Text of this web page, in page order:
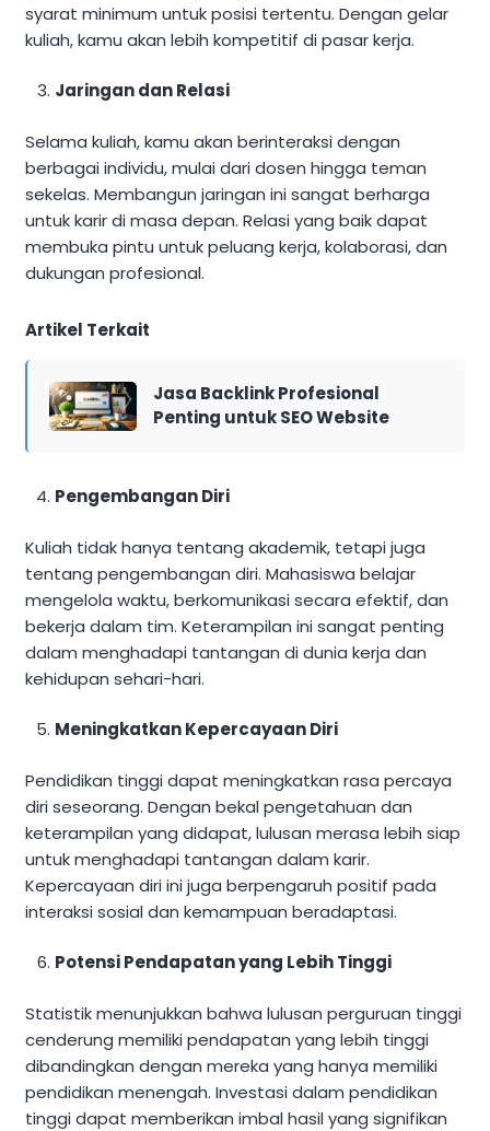
syarat minimum untuk posisi tertentu. Dengan gelar
kuliah, kamu akan lebih kompetitif di pasar kerja.
Jaringan dan Relasi
Selama kuliah, kamu akan berinteraksi dengan
berbagai individu, mulai dari dosen hingga teman
sekelas. Membangun jaringan ini sangat berharga
untuk karir di masa depan. Relasi yang baik dapat
membuka pintu untuk peluang kerja, kolaborasi, dan
dukungan profesional.
Artikel Terkait
Jasa Backlink Profesional
Penting untuk SEO Website
Pengembangan Diri
Kuliah tidak hanya tentang akademik, tetapi juga
tentang pengembangan diri. Mahasiswa belajar
mengelola waktu, berkomunikasi secara efektif, dan
bekerja dalam tim. Keterampilan ini sangat penting
dalam menghadapi tantangan di dunia kerja dan
kehidupan sehari-hari.
Meningkatkan Kepercayaan Diri
Pendidikan tinggi dapat meningkatkan rasa percaya
diri seseorang. Dengan bekal pengetahuan dan
keterampilan yang didapat, lulusan merasa lebih siap
untuk menghadapi tantangan dalam karir.
Kepercayaan diri ini juga berpengaruh positif pada
interaksi sosial dan kemampuan beradaptasi.
Potensi Pendapatan yang Lebih Tinggi
Statistik menunjukkan bahwa lulusan perguruan tinggi
cenderung memiliki pendapatan yang lebih tinggi
dibandingkan dengan mereka yang hanya memiliki
pendidikan menengah. Investasi dalam pendidikan
tinggi dapat memberikan imbal hasil yang signifikan